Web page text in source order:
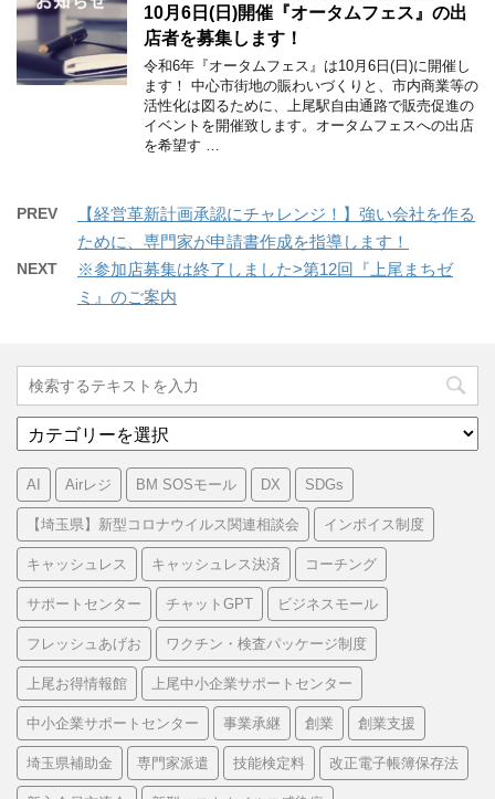
10月6日(日)開催『オータムフェス』の出
店者を募集します！
令和6年『オータムフェス』は10月6日(日)に開催し
ます！ 中心市街地の賑わいづくりと、市内商業等の
活性化は図るために、上尾駅自由通路で販売促進の
イベントを開催致します。オータムフェスへの出店
を希望す …
PREV
【経営革新計画承認にチャレンジ！】強い会社を作る
ために、専門家が申請書作成を指導します！
NEXT
※参加店募集は終了しました>第12回『上尾まちゼ
ミ』のご案内
テ
ゴ
リ
AI Airレジ BM SOSモール DX SDGs
【埼玉県】新型コロナウイルス関連相談会 インボイス制度
キャッシュレス キャッシュレス決済 コーチング
サポートセンター チャットGPT ビジネスモール
フレッシュあげお ワクチン・検査パッケージ制度
上尾お得情報館 上尾中小企業サポートセンター
中小企業サポートセンター 事業承継 創業 創業支援
埼玉県補助金 専門家派遣 技能検定料 改正電子帳簿保存法